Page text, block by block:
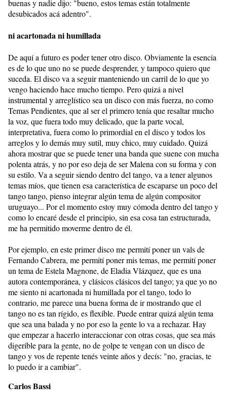
buenas y nadie dijo: "bueno, estos temas están totalmente
desubicados acá adentro".
ni acartonada ni humillada
De aquí a futuro es poder tener otro disco. Obviamente la esencia
es de lo que uno no se puede desprender, y tampoco quiero que
suceda. El disco va a seguir manteniendo un carril de lo que yo
vengo haciendo hace mucho tiempo. Pero quizá a nivel
instrumental y arreglístico sea un disco con más fuerza, no como
Temas Pendientes, que al ser el primero tenía que resaltar mucho
la voz, que fuera todo muy delicado, que la parte vocal,
interpretativa, fuera como lo primordial en el disco y todos los
arreglos y lo demás muy sutil, muy chico, muy cuidado. Quizá
ahora mostrar que se puede tener una banda que suene con mucha
polenta atrás, y no por eso deja de ser Malena con su forma y con
su estilo. Va a seguir siendo dentro del tango, va a tener algunos
temas míos, que tienen esa característica de escaparse un poco del
tango tango, pienso integrar algún tema de algún compositor
uruguayo... Por el momento estoy muy cómoda dentro del tango y
como lo encaré desde el principio, sin esa cosa tan estructurada,
me ha permitido moverme dentro de él.
Por ejemplo, en este primer disco me permití poner un vals de
Fernando Cabrera, me permití poner mis temas, me permití poner
un tema de Estela Magnone, de Eladia Vlázquez, que es una
autora contemporánea, y clásicos clásicos del tango; ya que yo no
me siento ni acartonada ni humillada por el tango, todo lo
contrario, me parece una buena forma de ir mostrando que el
tango no es tan rígido, es flexible. Puede entrar quizá algún tema
que sea una balada y no por eso la gente lo va a rechazar. Hay
que empezar a hacerlo interaccionar con otras cosas, que sea más
digerible para la gente, no de golpe te vengan con un disco de
tango y vos de repente tenés veinte años y decís: "no, gracias, te
lo puedo ir a cambiar".
Carlos Bassi